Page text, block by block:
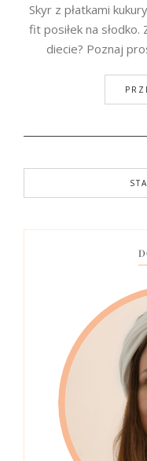
Skyr z płatkami
fit posiłek na słodko.
diecie? Poznaj